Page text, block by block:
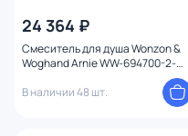
24 364 ₽
Смеситель для душа Wonzon &
Woghand Arnie WW-694700-2-MB
В наличии 48 шт.